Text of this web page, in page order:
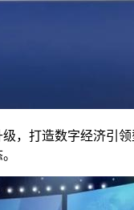
打造数字经济引